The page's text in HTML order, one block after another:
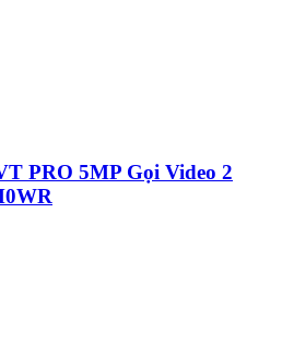
PRO 5MP Gọi Video 2